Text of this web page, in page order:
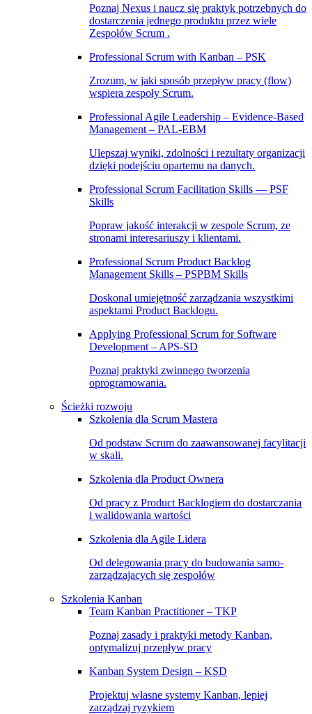
Poznaj Nexus i naucz się praktyk potrzebnych do
dostarczenia jednego produktu przez wiele
Zespołów Scrum .
Professional Scrum with Kanban – PSK
Zrozum, w jaki sposób przepływ pracy (flow)
wspiera zespoły Scrum.
Professional Agile Leadership – Evidence-Based
Management – PAL-EBM
Ulepszaj wyniki, zdolności i rezultaty organizacji
dzięki podejściu opartemu na danych.
Professional Scrum Facilitation Skills — PSF
Skills
Popraw jakość interakcji w zespole Scrum, ze
stronami interesariuszy i klientami.
Professional Scrum Product Backlog
Management Skills – PSPBM Skills
Doskonal umiejętność zarządzania wszystkimi
aspektami Product Backlogu.
Applying Professional Scrum for Software
Development – APS-SD
Poznaj praktyki zwinnego tworzenia
oprogramowania.
Ścieżki rozwoju
Szkolenia dla Scrum Mastera
Od podstaw Scrum do zaawansowanej facylitacji
w skali.
Szkolenia dla Product Ownera
Od pracy z Product Backlogiem do dostarczania
i walidowania wartości
Szkolenia dla Agile Lidera
Od delegowania pracy do budowania samo-
zarządzajacych się zespołów
Szkolenia Kanban
Team Kanban Practitioner – TKP
Poznaj zasady i praktyki metody Kanban,
optymalizuj przepływ pracy
Kanban System Design – KSD
Projektuj własne systemy Kanban, lepiej
zarządzaj ryzykiem